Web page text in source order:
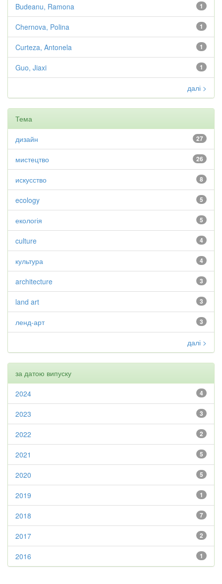
1
Budeanu, Ramona
1
Chernova, Polina
1
Curteza, Antonela
1
Guo, Jiaxi
далі >
Тема
27
дизайн
26
мистецтво
8
искусство
5
ecology
5
екологія
4
culture
4
культура
3
architecture
3
land art
3
ленд-арт
далі >
за датою випуску
4
2024
3
2023
2
2022
5
2021
5
2020
1
2019
7
2018
2
2017
1
2016